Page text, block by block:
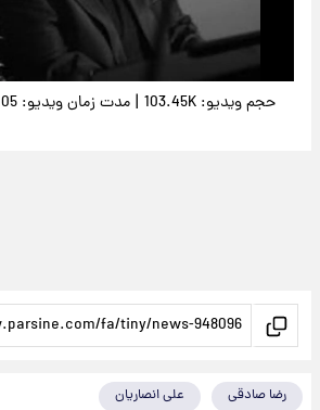
Video
حجم ویدیو: 103.45K | مدت زمان ویدیو: 00:00:05
رضا صادقی علی انصاریان